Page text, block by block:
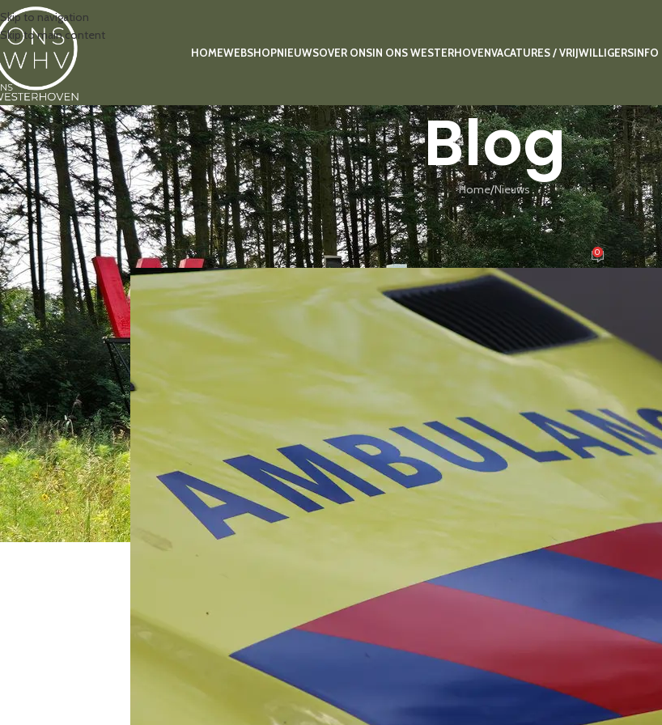
Skip to navigation
Skip to main content
HOMEWEBSHOPNIEUWSOVER ONSIN ONS WESTERHOVENVACATURES / VRIJWILLIGERSINFO
Blog
Home Nieuws
NIEUWS
Wielrenner naar het ziekenhuis gebracht na
Geplaatst door getprautAan 1 juni 2026 0